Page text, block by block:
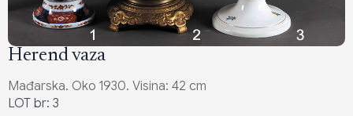
Herend vaza
Mađarska. Oko 1930. Visina: 42 cm
LOT br: 3